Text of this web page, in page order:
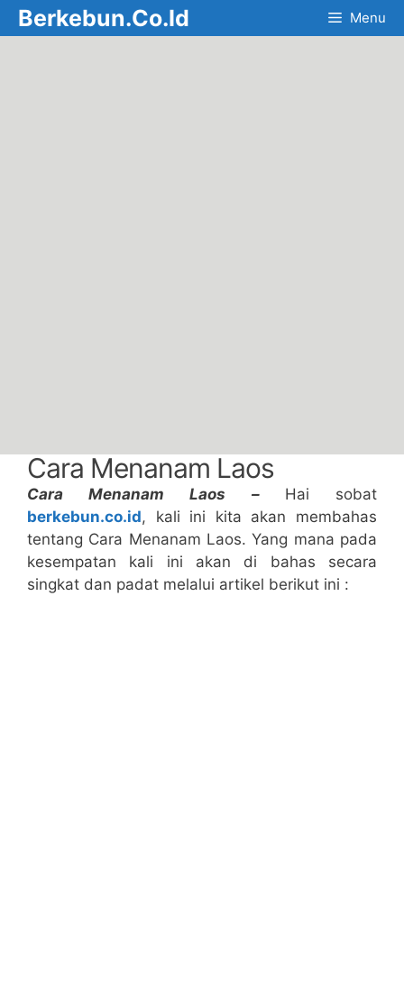
Skip
to
Berkebun.Co.Id Menu
Cara Menanam Laos
Cara Menanam Laos – Hai sobat
berkebun.co.id, kali ini kita akan membahas
tentang Cara Menanam Laos. Yang mana pada
kesempatan kali ini akan di bahas secara
singkat dan padat melalui artikel berikut ini :